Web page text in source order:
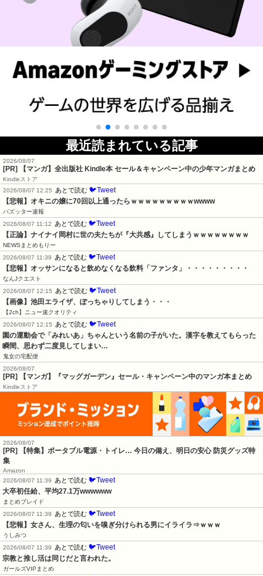
最近読まれている記事
2026/08/07
[PR] 【マンガ】全出版社 Kindle本 セール＆キャンペーン中の少年マンガまとめ
Kindleストア
2026/08/07 12:25
あとで読む 🐦Tweet
【悲報】オキニの嬢に70回以上通ったらｗｗｗｗｗｗｗｗｗwwww
バズッター速報
2026/08/07 11:12
あとで読む 🐦Tweet
【正論】ナイナイ岡村に世の夫たちが『大共感』してしまうｗｗｗｗｗｗｗｗ
NEWSまとめもりー
2026/08/07 11:39
あとで読む 🐦Tweet
【悲報】オッサンになると飲めなくなる飲料「ファンタ」・・・・・・・・・
なんJクエスト
2026/08/07 12:15
あとで読む 🐦Tweet
【画像】池田エライザ、ぽっちゃりしてしまう・・・
【2ch】ニュー速クオリティ
2026/08/07 12:15
あとで読む 🐦Tweet
園の運動会で「みれいあ」ちゃんという名前の子がいた。漢字を教えてもらった
瞬間、思わず二度見してしまい…
鬼女の宅配便
2026/08/07
[PR] 【マンガ】『マッグガーデン』セール・キャンペーン中のマンガ本まとめ
Kindleストア
2026/08/07
[PR] 【特集】ポータブル電源・トイレ… 今日の備え、明日の安心 防災グッズ特
集
Amazon
2026/08/07 11:39
あとで読む 🐦Tweet
大卒初任給、平均27.1万wwwwww
まとめブレイド
2026/08/07 11:39
あとで読む 🐦Tweet
【悲報】女さん、生理の匂いを嗅ぎ分けられる男にイライラ⇒ｗｗｗ
うしみつ
2026/08/07 11:39
あとで読む 🐦Tweet
宗教と推し活は同じだと言われた。
ガールズVIPまとめ